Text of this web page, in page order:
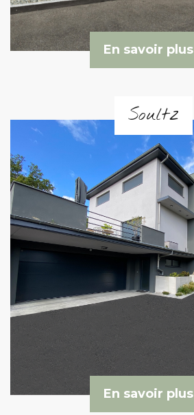
En savoir plus
Soultz
En savoir plus